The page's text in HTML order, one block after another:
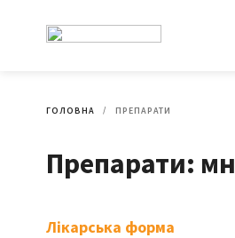
ГОЛОВНА ПРЕПАРАТИ
Препарати:
Лікарська форма